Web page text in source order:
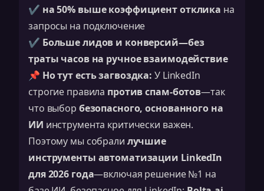
✔️ на 50% выше коэффициент отклика на
запросы на подключение
✔️ Больше лидов и конверсий—без
траты часов на ручное взаимодействие
📌 Но тут есть загвоздка: У LinkedIn
строгие правила против спам-ботов—так
что выбор безопасного, основанного на
ИИ инструмента критически важен.
Поэтому мы собрали лучшие
инструменты автоматизации LinkedIn
для 2026 года—включая решение №1 на